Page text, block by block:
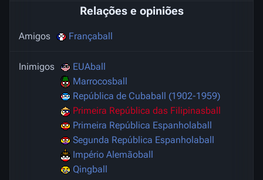
Relações e opiniões
Amigos Françaball
Inimigos
EUAball
Marrocosball
República de Cubaball (1902-1959)
Primeira República das Filipinasball
Primeira República Espanholaball
Segunda República Espanholaball
Império Alemãoball
Qingball